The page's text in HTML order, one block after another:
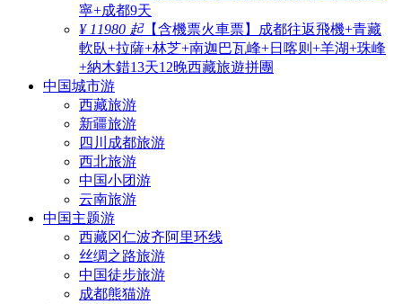
寧+成都9天
¥ 11980 起【含機票火車票】成都往返飛機+青藏
軟臥+拉薩+林芝+南迦巴瓦峰+日喀则+羊湖+珠峰
+納木錯13天12晚西藏旅遊拼團
中国城市游
西藏旅游
新疆旅游
四川成都旅游
西北旅游
中国小团游
云南旅游
中国主题游
西藏冈仁波齐阿里环线
丝绸之路旅游
中国徒步旅游
成都熊猫游